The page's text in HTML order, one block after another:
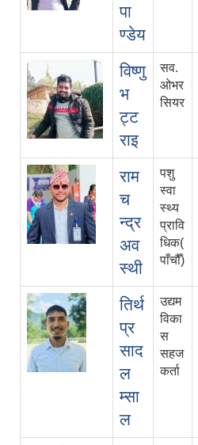
पा
ण्डेय
विष्णु
भ
ट्ट
राइ
सव.
ओभर
सियर
राम
च
न्द्र
अव
स्थी
पशु
स्वा
स्थ्य
प्रावि
धिक(
पाँचौँ)
तिर्थ
प्र
साद
ल
म्सा
ल
उद्यम
विका
स
सहज
कर्ता